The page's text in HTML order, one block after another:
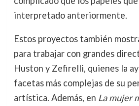
interpretado anteriormente.
Estos proyectos también
para trabajar con grandes
Huston y Zefirelli, quienes la
facetas más complejas de su
artística. Además, en La mujer